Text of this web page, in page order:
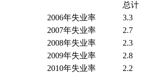
总计
2006年失业率
3.3
2007年失业率
2.7
2008年失业率
2.3
2009年失业率
2.8
2010年失业率
2.2